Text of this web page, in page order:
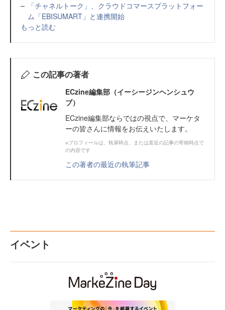
「チャネルトーク」、クラウドコマースプラットフォー
ム「EBISUMART」と連携開始
もっと読む
この記事の著者
ECzine編集部（イーシージンヘンシュウ
ブ）
ECzine編集部ならではの視点で、マーケタ
ーの皆さんに情報をお伝えいたします。
※プロフィールは、執筆時点、または直近の記事の寄稿時点で
の内容です
この著者の最近の執筆記事
イベント